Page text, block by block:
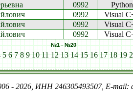
0992 Python
0992 Visual
0992 Visual
0992 Visual
№1 - №20
5 6 7 8 9 10 11 12 13 14 15 16 17 18 19
- 2026, ИНН 246305493507, E-mail: